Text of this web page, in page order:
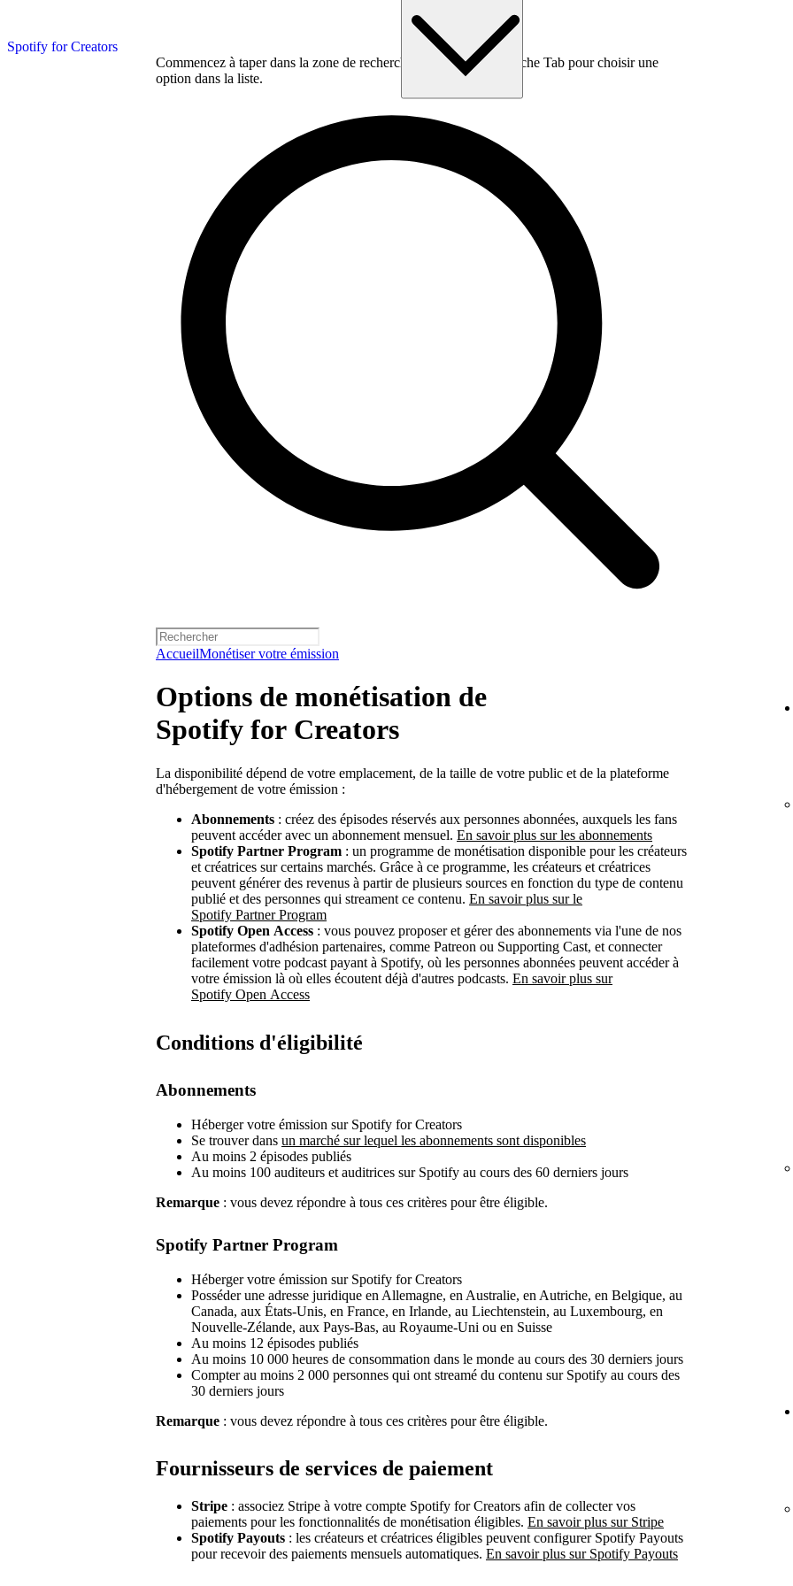
Spotify for Creators
Commencez à taper dans la zone de recherche, puis utilisez la touche Tab pour choisir une
option dans la liste.
AccueilMonétiser votre émission
Options de monétisation de
Spotify for Creators
La disponibilité dépend de votre emplacement, de la taille de votre public et de la plateforme
d'hébergement de votre émission :
Abonnements : créez des épisodes réservés aux personnes abonnées, auxquels les fans
peuvent accéder avec un abonnement mensuel. En savoir plus sur les abonnements
Spotify Partner Program : un programme de monétisation disponible pour les créateurs
et créatrices sur certains marchés. Grâce à ce programme, les créateurs et créatrices
peuvent générer des revenus à partir de plusieurs sources en fonction du type de contenu
publié et des personnes qui streament ce contenu. En savoir plus sur le
Spotify Partner Program
Spotify Open Access : vous pouvez proposer et gérer des abonnements via l'une de nos
plateformes d'adhésion partenaires, comme Patreon ou Supporting Cast, et connecter
facilement votre podcast payant à Spotify, où les personnes abonnées peuvent accéder à
votre émission là où elles écoutent déjà d'autres podcasts. En savoir plus sur
Spotify Open Access
Conditions d'éligibilité
Abonnements
Héberger votre émission sur Spotify for Creators
Se trouver dans un marché sur lequel les abonnements sont disponibles
Au moins 2 épisodes publiés
Au moins 100 auditeurs et auditrices sur Spotify au cours des 60 derniers jours
Remarque : vous devez répondre à tous ces critères pour être éligible.
Spotify Partner Program
Héberger votre émission sur Spotify for Creators
Posséder une adresse juridique en Allemagne, en Australie, en Autriche, en Belgique, au
Canada, aux États-Unis, en France, en Irlande, au Liechtenstein, au Luxembourg, en
Nouvelle-Zélande, aux Pays-Bas, au Royaume-Uni ou en Suisse
Au moins 12 épisodes publiés
Au moins 10 000 heures de consommation dans le monde au cours des 30 derniers jours
Compter au moins 2 000 personnes qui ont streamé du contenu sur Spotify au cours des
30 derniers jours
Remarque : vous devez répondre à tous ces critères pour être éligible.
Fournisseurs de services de paiement
Stripe : associez Stripe à votre compte Spotify for Creators afin de collecter vos
paiements pour les fonctionnalités de monétisation éligibles. En savoir plus sur Stripe
Spotify Payouts : les créateurs et créatrices éligibles peuvent configurer Spotify Payouts
pour recevoir des paiements mensuels automatiques. En savoir plus sur Spotify Payouts